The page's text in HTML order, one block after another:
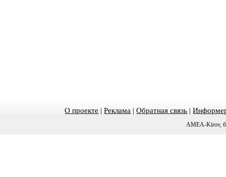
О проекте |Реклама |Обратная связь |
AMEA-Kirov,